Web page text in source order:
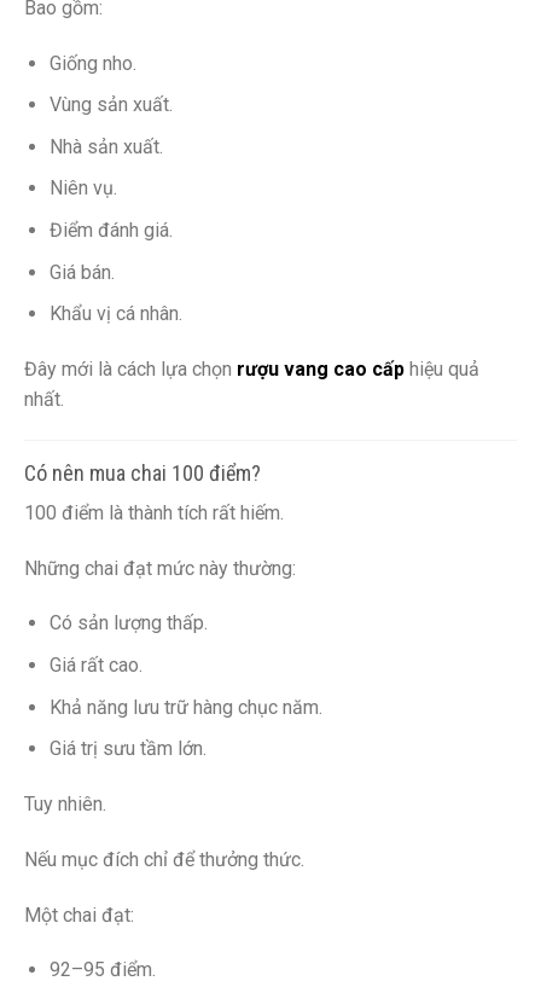
Bao gồm:
Giống nho.
Vùng sản xuất.
Nhà sản xuất.
Niên vụ.
Điểm đánh giá.
Giá bán.
Khẩu vị cá nhân.
Đây mới là cách lựa chọn rượu vang cao cấp hiệu quả
nhất.
Có nên mua chai 100 điểm?
100 điểm là thành tích rất hiếm.
Những chai đạt mức này thường:
Có sản lượng thấp.
Giá rất cao.
Khả năng lưu trữ hàng chục năm.
Giá trị sưu tầm lớn.
Tuy nhiên.
Nếu mục đích chỉ để thưởng thức.
Một chai đạt:
92–95 điểm.